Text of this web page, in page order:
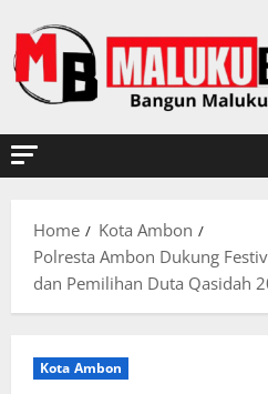
to
content
Home
Kota Ambon
Polresta Ambon Dukung
dan Pemilihan Duta Qasidah
Kota Ambon